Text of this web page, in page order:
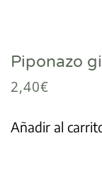
Piponazo
2,40€
Añadir al